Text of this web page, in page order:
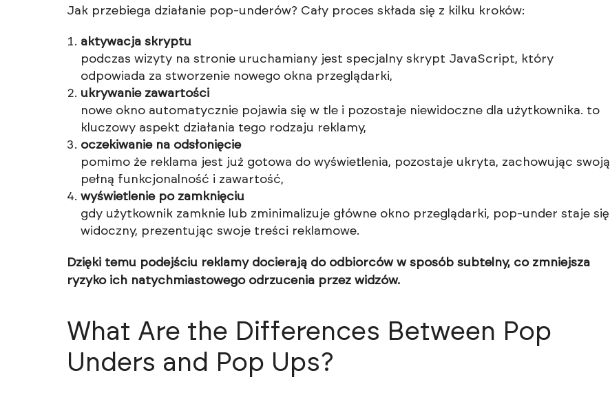
Jak przebiega działanie pop-underów? Cały proces składa się z kilku kroków:
aktywacja skryptu
podczas wizyty na stronie uruchamiany jest specjalny skrypt JavaScript, który
odpowiada za stworzenie nowego okna przeglądarki,
ukrywanie zawartości
nowe okno automatycznie pojawia się w tle i pozostaje niewidoczne dla użytkownika. to
kluczowy aspekt działania tego rodzaju reklamy,
oczekiwanie na odsłonięcie
pomimo że reklama jest już gotowa do wyświetlenia, pozostaje ukryta, zachowując swoją
pełną funkcjonalność i zawartość,
wyświetlenie po zamknięciu
gdy użytkownik zamknie lub zminimalizuje główne okno przeglądarki, pop-under staje się
widoczny, prezentując swoje treści reklamowe.
Dzięki temu podejściu reklamy docierają do odbiorców w sposób subtelny, co zmniejsza
ryzyko ich natychmiastowego odrzucenia przez widzów.
What Are the Differences Between Pop
Unders and Pop Ups?